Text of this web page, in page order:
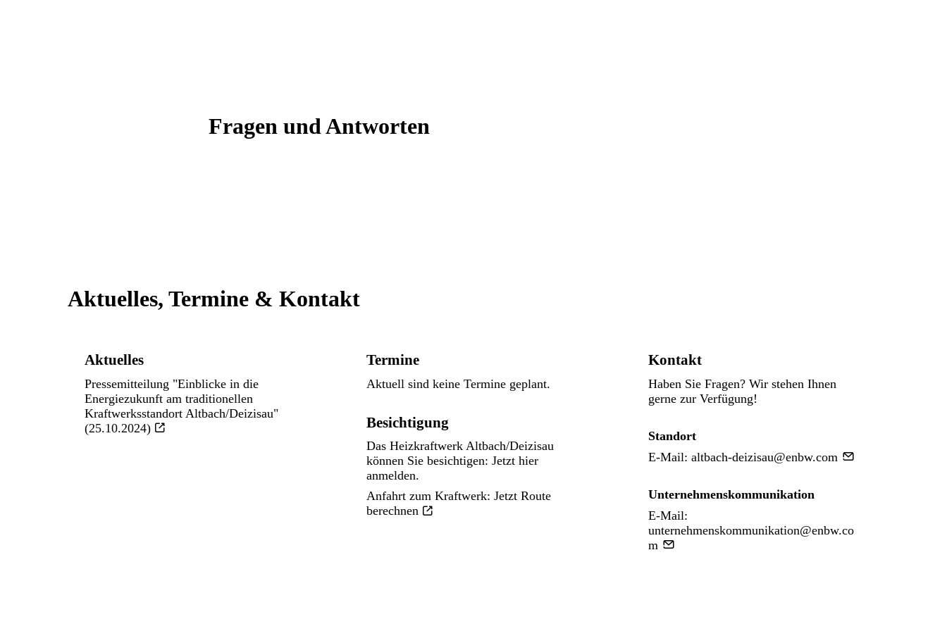
Fragen und Antworten
Aktuelles, Termine & Kontakt
Aktuelles
Pressemitteilung "Einblicke in die
Energiezukunft am traditionellen
Kraftwerksstandort Altbach/Deizisau"
(25.10.2024)
Termine
Aktuell sind keine Termine geplant.
Besichtigung
Das Heizkraftwerk Altbach/Deizisau
können Sie besichtigen: Jetzt hier
anmelden.
Anfahrt zum Kraftwerk: Jetzt Route
berechnen
Kontakt
Haben Sie Fragen? Wir stehen Ihnen
gerne zur Verfügung!
Standort
E-Mail: altbach-deizisau@enbw.com
Unternehmenskommunikation
E-Mail:
unternehmenskommunikation@enbw.co
m